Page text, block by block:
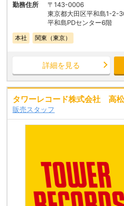
勤務住所
〒143-0006
東京都大田区平和島1-2-
平和島PDセンター6階
本社 関東（東京）
詳細を見る
タワーレコード株式会社 高
販売スタッフ